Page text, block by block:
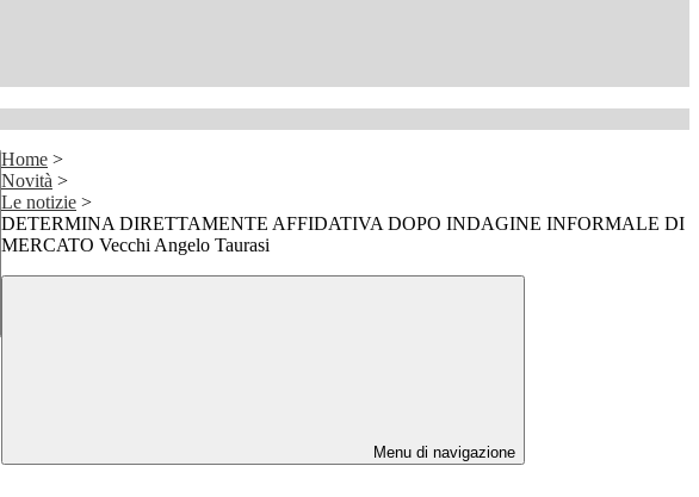
Home >
Novità >
Le notizie >
DETERMINA DIRETTAMENTE AFFIDATIVA DOPO INDAGINE INFORMALE DI
MERCATO Vecchi Angelo Taurasi
Menu di navigazione